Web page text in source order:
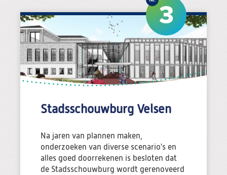
3
Stadsschouwburg Velsen
Na jaren van plannen maken,
onderzoeken van diverse scenario's en
alles goed doorrekenen is besloten dat
de Stadsschouwburg wordt gerenoveerd